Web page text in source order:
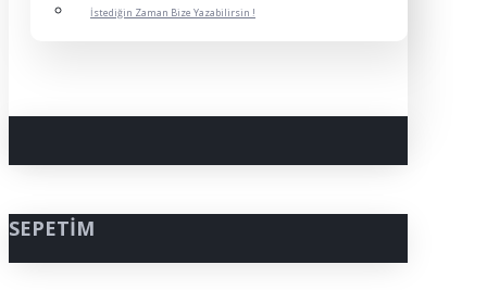
İstediğin Zaman Bize Yazabilirsin !
SEPETIM